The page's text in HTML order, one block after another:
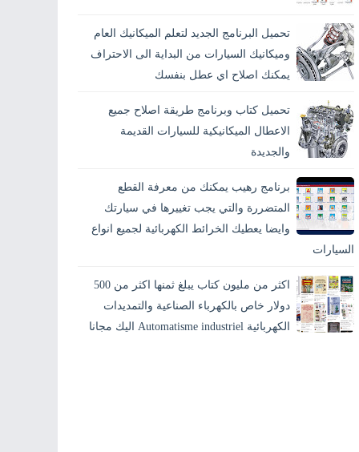
تحميل البرنامج الجديد لتعلم الميكانيك العام
وميكانيك السيارات من البداية الى الاحتراف
يمكنك اصلاح اي عطل بنفسك
تحميل كتاب وبرنامج طريقة اصلاح جميع
الاعطال الميكانيكية للسيارات القديمة
والجديدة
برنامج رهيب يمكنك من معرفة القطع
المتضررة والتي يجب تغييرها في سيارتك
وايضا يعطيك الخرائط الكهربائية لجميع انواع
السيارات
اكثر من مليون كتاب يبلغ ثمنها اكثر من 500
دولار خاص بالكهرباء الصناعية والتمديدات
الكهربائية Automatisme industriel اليك مجانا